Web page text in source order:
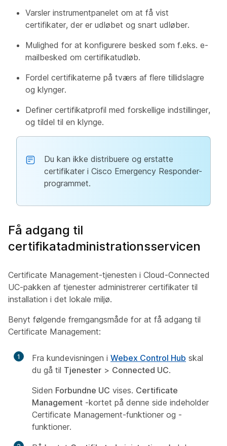
Varsler instrumentpanelet om at få vist
certifikater, der er udløbet og snart udløber.
Mulighed for at konfigurere besked som f.eks. e-
mailbesked om certifikatudløb.
Fordel certifikaterne på tværs af flere tillidslagre
og klynger.
Definer certifikatprofil med forskellige indstillinger,
og tildel til en klynge.
Du kan ikke distribuere og erstatte
certifikater i Cisco Emergency Responder-
programmet.
Få adgang til
certifikatadministrationsservicen
Certificate Management-tjenesten i Cloud-Connected
UC-pakken af tjenester administrerer certifikater til
installation i det lokale miljø.
Benyt følgende fremgangsmåde for at få adgang til
Certificate Management:
1 Fra kundevisningen i Webex Control Hub skal
du gå til Tjenester > Connected UC.
Siden Forbundne UC vises. Certificate
Management -kortet på denne side indeholder
Certificate Management-funktioner og -
funktioner.